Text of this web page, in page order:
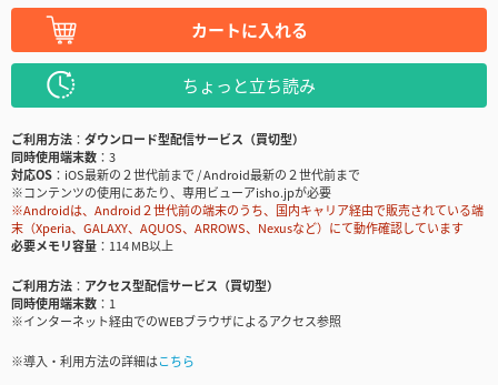
カートに入れる
ちょっと立ち読み
ご利用方法
ダウンロード型配信サービス（買切型）
同時使用端末数
3
対応OS
iOS最新の２世代前まで / Android最新の２世代前まで
※コンテンツの使用にあたり、専用ビューアisho.jpが必要
※Androidは、Android２世代前の端末のうち、国内キャリア経由で販売されている端
末（Xperia、GALAXY、AQUOS、ARROWS、Nexusなど）にて動作確認しています
必要メモリ容量
114 MB以上
ご利用方法
アクセス型配信サービス（買切型）
同時使用端末数
1
※インターネット経由でのWEBブラウザによるアクセス参照
※導入・利用方法の詳細はこちら